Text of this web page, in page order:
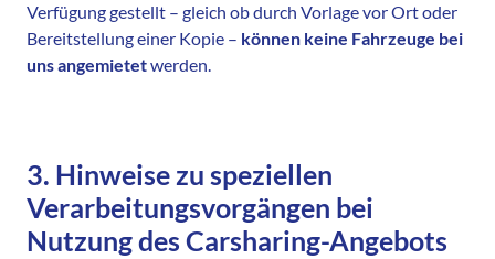
Verfügung gestellt – gleich ob durch Vorlage vor Ort oder
Bereitstellung einer Kopie – können keine Fahrzeuge bei
uns angemietetwerden.
3. Hinweise zu speziellen
Verarbeitungsvorgängen bei
Nutzung des Carsharing-Angebots